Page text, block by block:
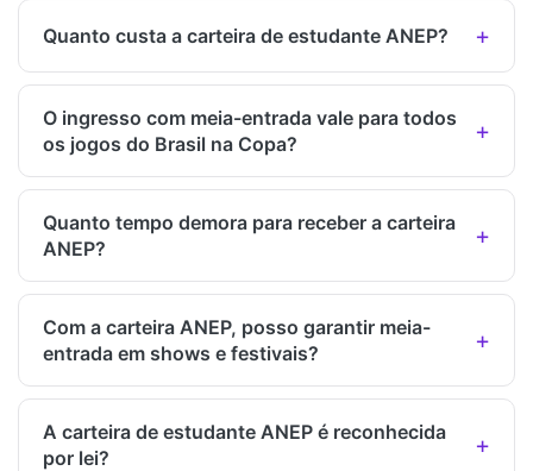
Quanto custa a carteira de estudante ANEP?
O ingresso com meia-entrada vale para todos
os jogos do Brasil na Copa?
Quanto tempo demora para receber a carteira
ANEP?
Com a carteira ANEP, posso garantir meia-
entrada em shows e festivais?
A carteira de estudante ANEP é reconhecida
por lei?